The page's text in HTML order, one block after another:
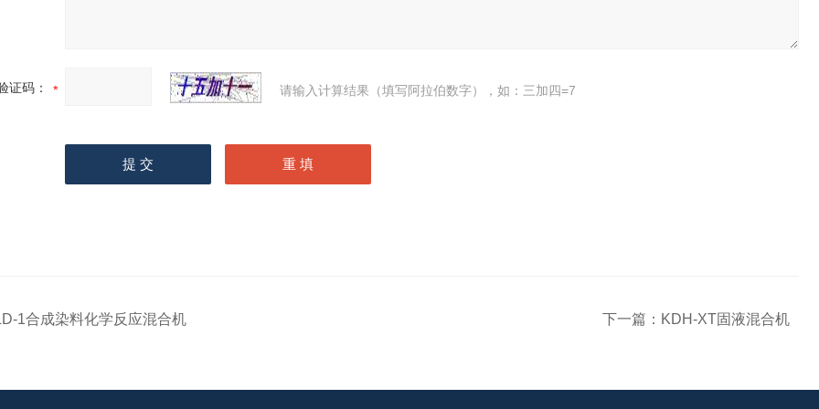
证码： 请输入计算结果（填写阿拉伯数字），如：三加四=7
1合成染料化学反应混合机 下一篇： KDH-XT固液混合机